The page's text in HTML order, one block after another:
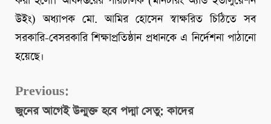
উইং) অধ্যাপক মো. আমির হোসেন স্বাক্ষরিত চিঠিতে সব
সরকারি-বেসরকারি শিক্ষাপ্রতিষ্ঠান প্রধানকে এ নির্দেশনা পাঠানো
হয়েছে।
Continue
Reading
Previous:
জুনের আগেই উন্মুক্ত হবে পদ্মা সেতু: কাদের